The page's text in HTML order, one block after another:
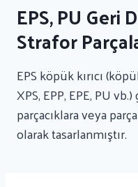
EPS, PU Geri
Strafor
EPS köpük kırıcı
XPS, EPP, EPE, PU
parçacıklara veya
olarak tasarlanmıştır.